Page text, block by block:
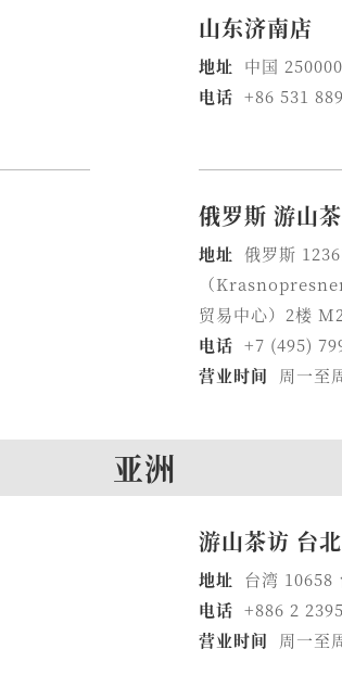
山东济南店
地址 中国
电话 +86 531
俄罗斯 游山
地址 俄罗斯
（
贸易中心）2楼
电话 +7 (495)
营业时间
周一至
亚洲
游山茶访 台
地址 台湾 10658
电话 +886 2
营业时间
周一至